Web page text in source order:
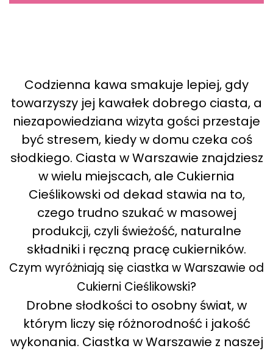
Codzienna kawa smakuje lepiej, gdy
towarzyszy jej kawałek dobrego ciasta, a
niezapowiedziana wizyta gości przestaje
być stresem, kiedy w domu czeka coś
słodkiego. Ciasta w Warszawie znajdziesz
w wielu miejscach, ale Cukiernia
Cieślikowski od dekad stawia na to,
czego trudno szukać w masowej
produkcji, czyli świeżość, naturalne
składniki i ręczną pracę cukierników.
Czym wyróżniają się ciastka w Warszawie od
Cukierni Cieślikowski?
Drobne słodkości to osobny świat, w
którym liczy się różnorodność i jakość
wykonania. Ciastka w Warszawie z naszej